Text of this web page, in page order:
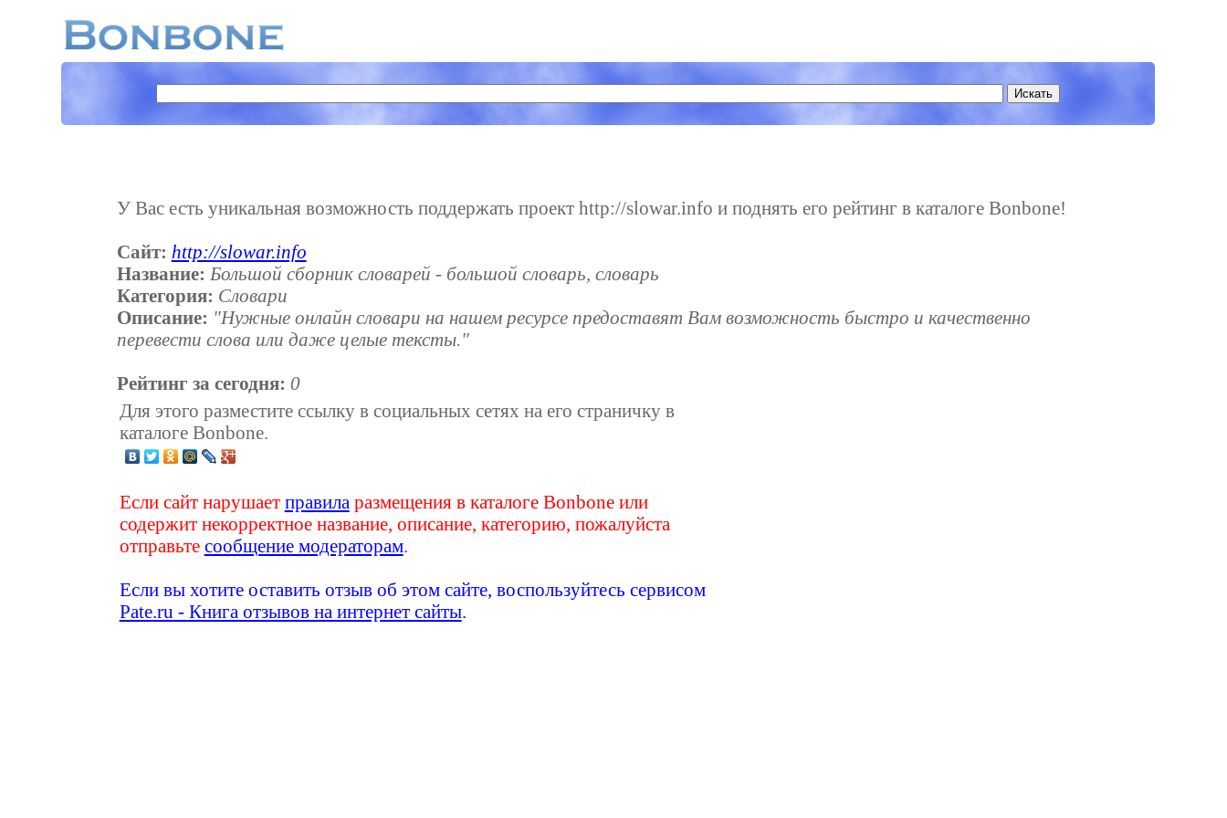
У Вас есть уникальная возможность поддержать проект http://slowar.info и поднять его рейтинг в каталоге Bonbone!
Сайт: http://slowar.info
Название: Большой сборник словарей - большой словарь, словарь
Категория: Словари
Описание: "Нужные онлайн словари на нашем ресурсе предоставят Вам возможность быстро и качественно
перевести слова или даже целые тексты."
Рейтинг за сегодня: 0
Для этого разместите ссылку в социальных сетях на его страничку в
каталоге Bonbone.
Если сайт нарушает правила размещения в каталоге Bonbone или
содержит некорректное название, описание, категорию, пожалуйста
отправьте сообщение модераторам.
Если вы хотите оставить отзыв об этом сайте, воспользуйтесь сервисом
Pate.ru - Книга отзывов на интернет сайты.